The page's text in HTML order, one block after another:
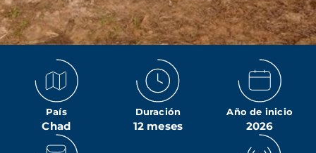
País
Chad
Duración
12 meses
Año de inicio
2026